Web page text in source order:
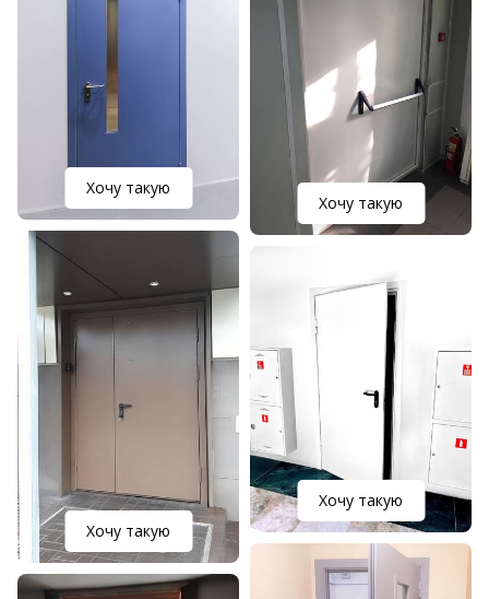
Хочу такую
Хочу такую
Хочу такую
Хочу такую